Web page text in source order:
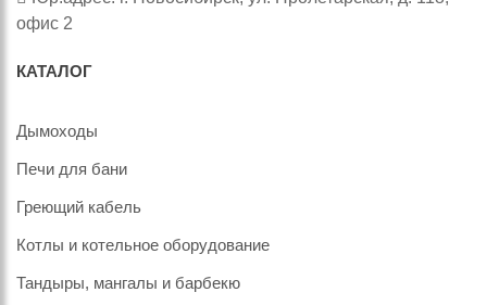
офис 2
КАТАЛОГ
Дымоходы
Печи для бани
Греющий кабель
Котлы и котельное оборудование
Тандыры, мангалы и барбекю